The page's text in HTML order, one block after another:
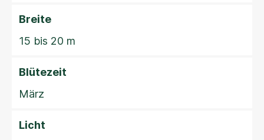
Breite
15 bis 20 m
Blütezeit
März
Licht